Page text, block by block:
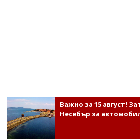
Важно за 15 август!
Несебър за